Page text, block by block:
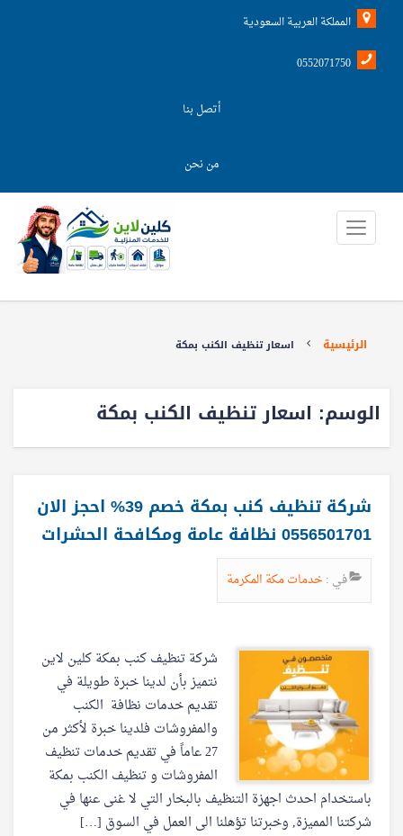
المملكة العربية السعودية
0552071750
أتصل بنا
من نحن
الرئيسية اسعار تنظيف الكنب بمكة
الوسم: اسعار تنظيف الكنب بمكة
شركة تنظيف كنب بمكة خصم 39% احجز الان
0556501701 نظافة عامة ومكافحة الحشرات
في : خدمات مكة المكرمة
شركة تنظيف كنب بمكة كلين لاين
نتميز بأن لدينا خبرة طويلة في
تقديم خدمات نظافة الكنب
والمفروشات فلدينا خبرة لأكثر من
27 عاماً في تقديم خدمات تنظيف
المفروشات و تنظيف الكنب بمكة
باستخدام احدث اجهزة التنظيف بالبخار التي لا غنى عنها في
شركتنا المميزة, وخبرتنا تؤهلنا الى العمل في السوق […]